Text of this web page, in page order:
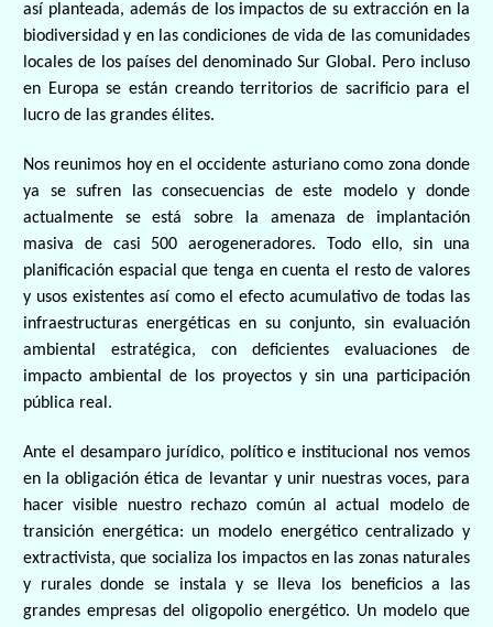
así planteada, además de los impactos de su extracción en la
biodiversidad y en las condiciones de vida de las comunidades
locales de los países del denominado Sur Global. Pero incluso
en Europa se están creando territorios de sacrificio para el
lucro de las grandes élites.
Nos reunimos hoy en el occidente asturiano como zona donde
ya se sufren las consecuencias de este modelo y donde
actualmente se está sobre la amenaza de implantación
masiva de casi 500 aerogeneradores. Todo ello, sin una
planificación espacial que tenga en cuenta el resto de valores
y usos existentes así como el efecto acumulativo de todas las
infraestructuras energéticas en su conjunto, sin evaluación
ambiental estratégica, con deficientes evaluaciones de
impacto ambiental de los proyectos y sin una participación
pública real.
Ante el desamparo jurídico, político e institucional nos vemos
en la obligación ética de levantar y unir nuestras voces, para
hacer visible nuestro rechazo común al actual modelo de
transición energética: un modelo energético centralizado y
extractivista, que socializa los impactos en las zonas naturales
y rurales donde se instala y se lleva los beneficios a las
grandes empresas del oligopolio energético. Un modelo que